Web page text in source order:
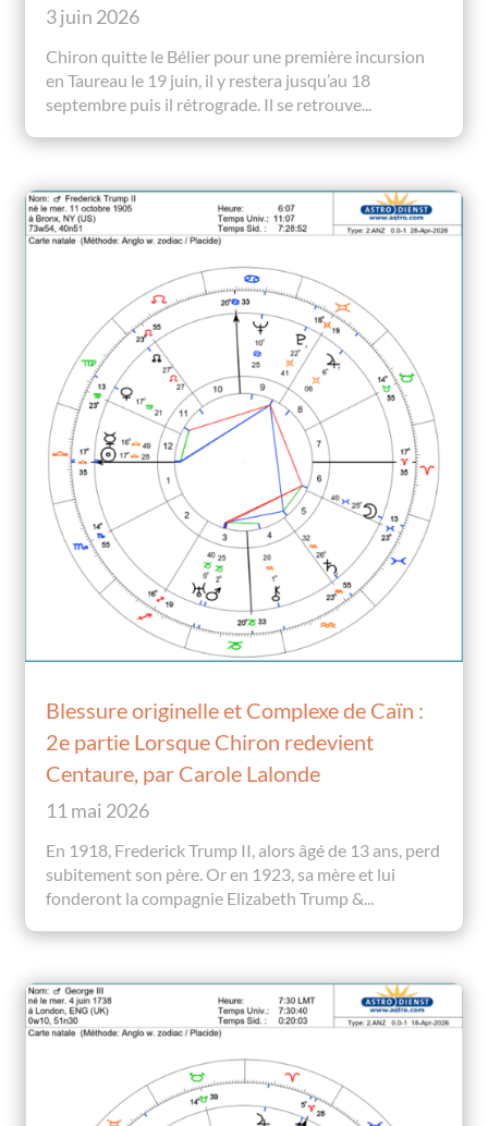
3 juin 2026
Chiron quitte le Bélier pour une première incursion
en Taureau le 19 juin, il y restera jusqu’au 18
septembre puis il rétrograde. Il se retrouve...
Blessure originelle et Complexe de Caïn :
2e partie Lorsque Chiron redevient
Centaure, par Carole Lalonde
11 mai 2026
En 1918, Frederick Trump II, alors âgé de 13 ans, perd
subitement son père. Or en 1923, sa mère et lui
fonderont la compagnie Elizabeth Trump &...